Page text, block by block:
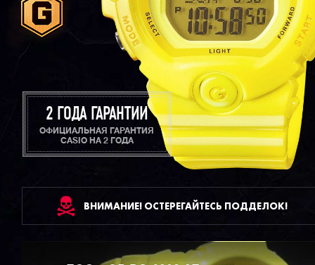
2 ГОДА ГАРАНТИИ
ОФИЦИАЛЬНАЯ ГАРАНТИЯ
CASIO НА 2 ГОДА
ВНИМАНИЕ! ОСТЕРЕГАЙТЕСЬ ПОДДЕЛОК!